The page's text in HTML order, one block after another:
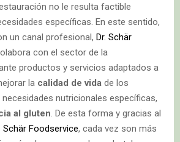
no le resulta factible
específicas. En este sentido,
un canal profesional, Dr. Schär
con el sector de la
productos y servicios adaptados a
la calidad de vida de los
nutricionales específicas,
al gluten . De esta forma y gracias al
Schär Foodservice, cada vez son más